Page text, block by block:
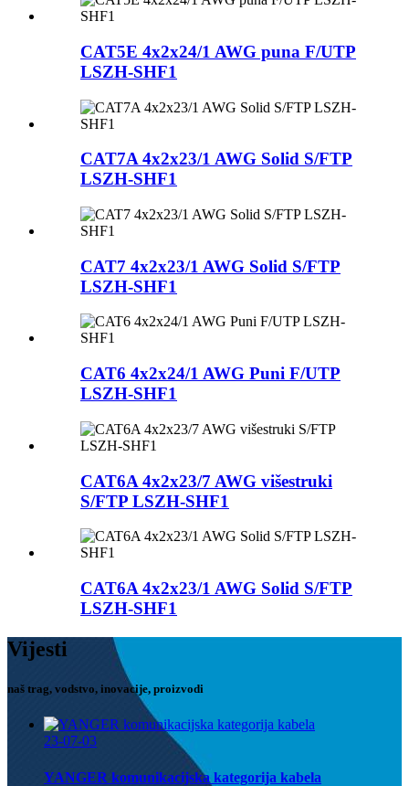
CAT5E 4x2x24/1 AWG puna F/UTP
LSZH-SHF1
CAT7A 4x2x23/1 AWG Solid S/FTP
LSZH-SHF1
CAT7 4x2x23/1 AWG Solid S/FTP
LSZH-SHF1
CAT6 4x2x24/1 AWG Puni F/UTP
LSZH-SHF1
CAT6A 4x2x23/7 AWG višestruki
S/FTP LSZH-SHF1
CAT6A 4x2x23/1 AWG Solid S/FTP
LSZH-SHF1
Vijesti
naš trag, vodstvo, inovacije, proizvodi
23-07-03
YANGER komunikacijska kategorija kabela